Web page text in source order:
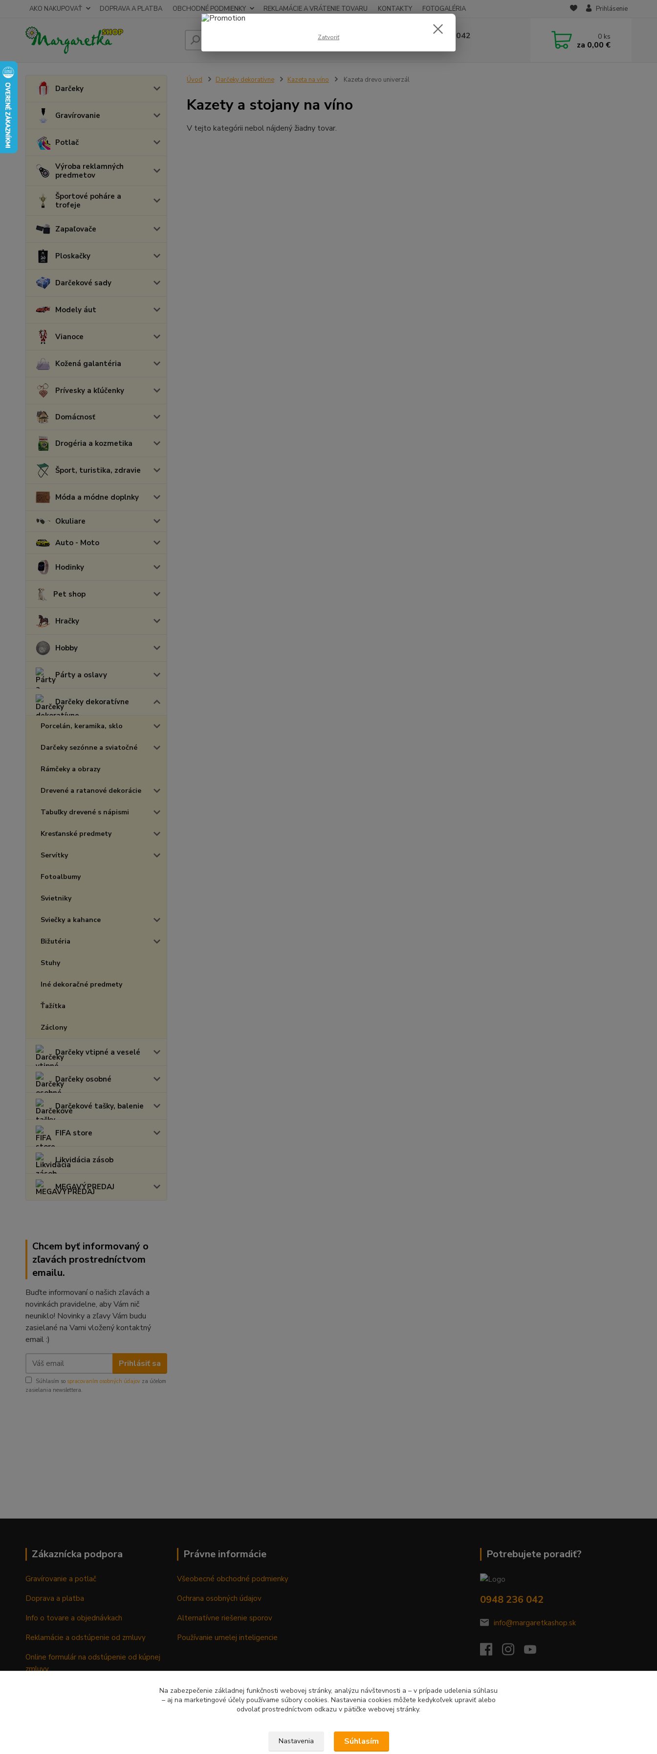
AKO NAKUPOVAŤ DOPRAVA A PLATBA OBCHODNÉ PODMIENKY REKLAMÁCIE A VRÁTENIE TOVARU KONTAKTY FOTOGALÉRIA Prihlásenie
Hľadať 0948 236 042 0 ks
za 0,00 €
Darčeky
Gravírovanie
Potlač
Výroba reklamných
predmetov
Športové poháre a
trofeje
Zapaľovače
Ploskačky
Darčekové sady
Modely áut
Vianoce
Kožená galantéria
Prívesky a kľúčenky
Domácnosť
Drogéria a kozmetika
Šport, turistika, zdravie
Móda a módne doplnky
Okuliare
Auto - Moto
Hodinky
Pet shop
Hračky
Hobby
Párty a oslavy
Darčeky dekoratívne
Porcelán, keramika, sklo
Darčeky sezónne a sviatočné
Rámčeky a obrazy
Drevené a ratanové dekorácie
Tabuľky drevené s nápismi
Kresťanské predmety
Servítky
Fotoalbumy
Svietniky
Sviečky a kahance
Bižutéria
Stuhy
Iné dekoračné predmety
Ťažítka
Záclony
Darčeky vtipné a veselé
Darčeky osobné
Darčekové tašky, balenie
FIFA store
Likvidácia zásob
MEGAVÝPREDAJ
Chcem byť informovaný o
zľavách prostredníctvom
emailu.
Buďte informovaní o našich zľavách a
novinkách pravidelne, aby Vám nič
neuniklo! Novinky a zľavy Vám budu
zasielané na Vami vložený kontaktný
email :)
Prihlásiť sa
Súhlasím so spracovaním osobných údajov za účelom
zasielania newslettera.
Úvod Darčeky dekoratívne Kazeta na víno Kazeta drevo univerzál
Kazety a stojany na víno
V tejto kategórii nebol nájdený žiadny tovar.
Zákaznícka podpora
Gravírovanie a potlač
Doprava a platba
Info o tovare a objednávkach
Reklamácie a odstúpenie od zmluvy
Online formulár na odstúpenie od kúpnej
zmluvy
Právne informácie
Všeobecné obchodné podmienky
Ochrana osobných údajov
Alternatívne riešenie sporov
Používanie umelej inteligencie
Potrebujete poradiť?
0948 236 042
info@margaretkashop.sk
Zatvoriť
Na zabezpečenie základnej funkčnosti webovej stránky, analýzu návštevnosti a – v prípade udelenia súhlasu
– aj na marketingové účely používame súbory cookies. Nastavenia cookies môžete kedykoľvek upraviť alebo
odvolať prostredníctvom odkazu v pätičke webovej stránky.
Nastavenia Súhlasím